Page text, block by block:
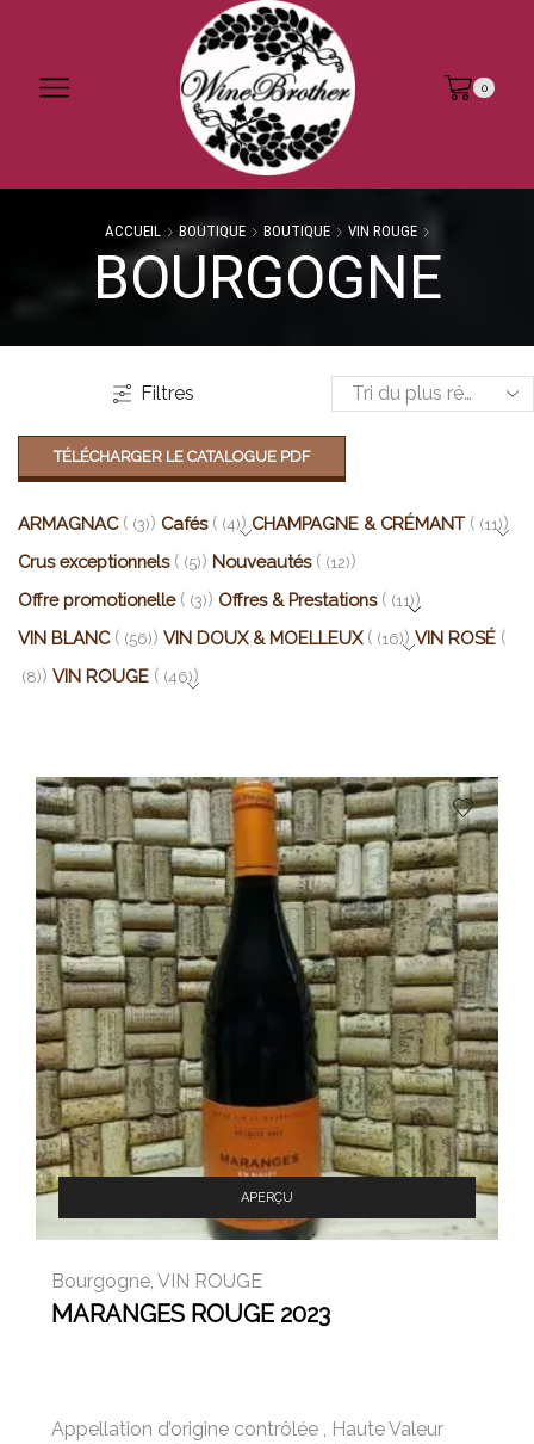
0
ACCUEIL BOUTIQUE BOUTIQUE VIN ROUGE
BOURGOGNE
Filtres
TÉLÉCHARGER LE CATALOGUE PDF
ARMAGNAC (3) Cafés (4) CHAMPAGNE & CRÉMANT (11)
Crus exceptionnels (5) Nouveautés (12)
Offre promotionelle (3) Offres & Prestations (11)
VIN BLANC (56) VIN DOUX & MOELLEUX (16) VIN ROSÉ
(8) VIN ROUGE (46)
APERÇU
Bourgogne, VIN ROUGE
MARANGES ROUGE 2023
Appellation d’origine contrôlée
Haute Valeur